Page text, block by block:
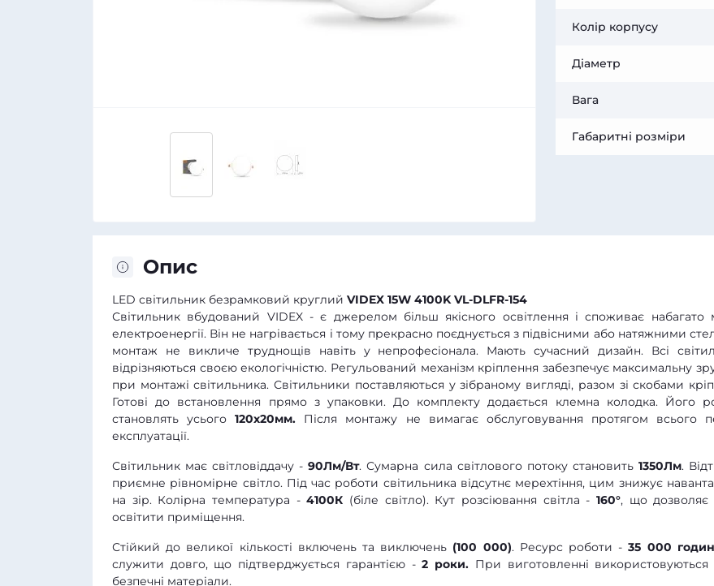
Колір корпусу
Діаметр
Вага
Габаритні розміри
Опис
LED світильник безрамковий круглий VIDEX 15W 4100K VL-DLFR-154
Світильник вбудований VIDEX - є джерелом більш якісного освітлення і споживає набагато
електроенергії. Він не нагрівається і тому прекрасно поєднується з підвісними або натяжними
монтаж не викличе труднощів навіть у непрофесіонала. Мають сучасний дизайн. Всі
відрізняються своєю екологічністю. Регульований механізм кріплення забезпечує максимальну
при монтажі світильника. Світильники поставляються у зібраному вигляді, разом зі скобами
Готові до встановлення прямо з упаковки. До комплекту додається клемна колодка. Його
становлять усього120x20мм. Після монтажу не вимагає обслуговування протягом всього
експлуатації.
Світильник має світловіддачу -90Лм/Вт. Сумарна сила світлового потоку становить 1350Лм.
приємне рівномірне світло. Під час роботи світильника відсутнє мерехтіння, цим знижує
на зір. Колірна температура -4100К (біле світло). Кут розсіювання світла -160°, що дозволяє
освітити приміщення.
Стійкий до великої кількості включень та виключень (100 000). Ресурс роботи -35 000 годин
служити довго, що підтверджується гарантією -2 роки. При виготовленні використовуються
безпечні матеріали.